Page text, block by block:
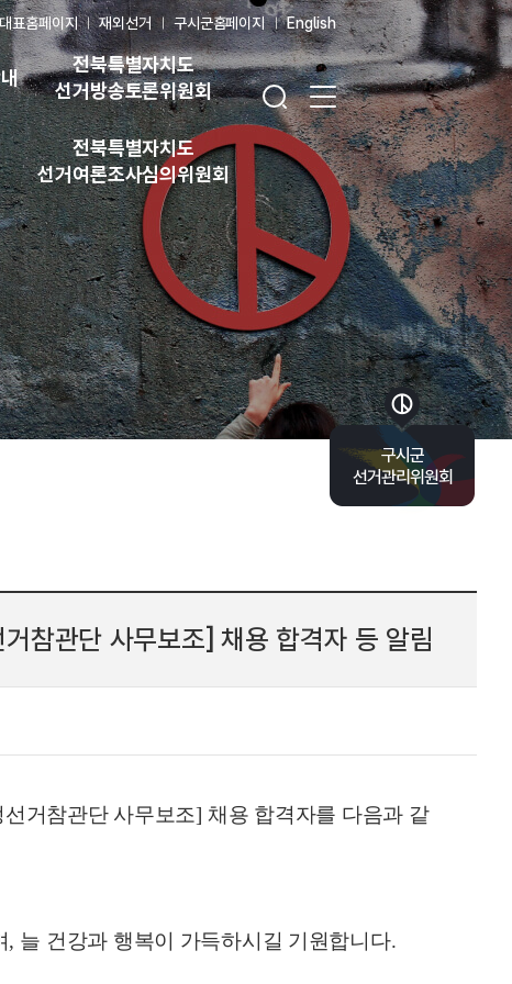
대표홈페이지 재외선거 구시군홈페이지 English
전북특별자치도
선거방송토론위원회
전북특별자치도
선거여론조사심의위원회
참관단 사무보조] 채용 합격자 등 알림
선거참관단 사무보조] 채용 합격자를 다음과 같
, 늘 건강과 행복이 가득하시길 기원합니다.
구시군
선거관리위원회
바로가기 목록 열기